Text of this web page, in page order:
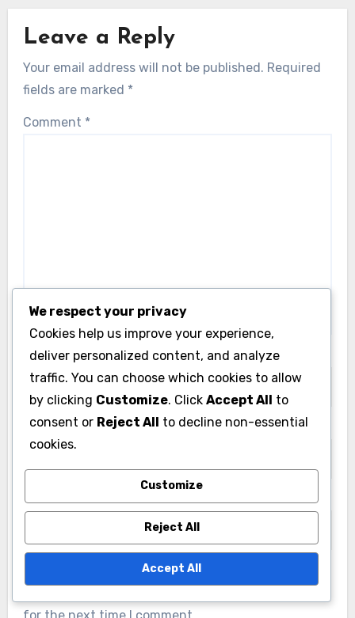
Leave a Reply
Your email address will not be published. Required
fields are marked *
Comment *
Name*
Email*
Website
We respect your privacy
Cookies help us improve your experience,
deliver personalized content, and analyze
traffic. You can choose which cookies to allow
by clicking Customize. Click Accept All to
consent or Reject All to decline non-essential
cookies.
Customize
Reject All
Accept All